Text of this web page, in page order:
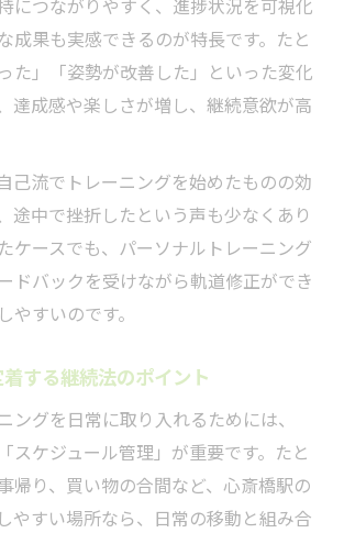
につながりやすく、進捗状況を可視化
成果も実感できるのが特長です。たと
た」「姿勢が改善した」といった変化
達成感や楽しさが増し、継続意欲が高
己流でトレーニングを始めたものの効
途中で挫折したという声も少なくあり
ケースでも、パーソナルトレーニング
ドバックを受けながら軌道修正ができ
やすいのです。
する継続法のポイント
ングを日常に取り入れるためには、
スケジュール管理」が重要です。たと
帰り、買い物の合間など、心斎橋駅の
やすい場所なら、日常の移動と組み合